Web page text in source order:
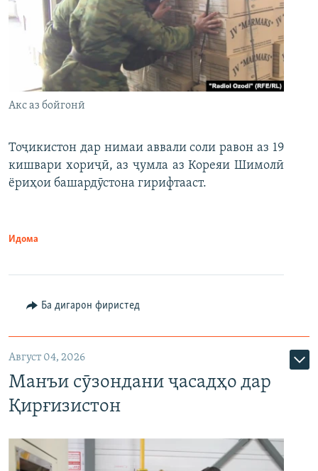
Акс аз бойгонӣ
Тоҷикистон дар нимаи аввали соли равон аз 19
кишвари хориҷӣ, аз ҷумла аз Кореяи Шимолӣ
ёриҳои башардӯстона гирифтааст.
Идома
Ба дигарон фиристед
Август 04, 2026
Манъи сӯзондани ҷасадҳо дар
Қирғизистон